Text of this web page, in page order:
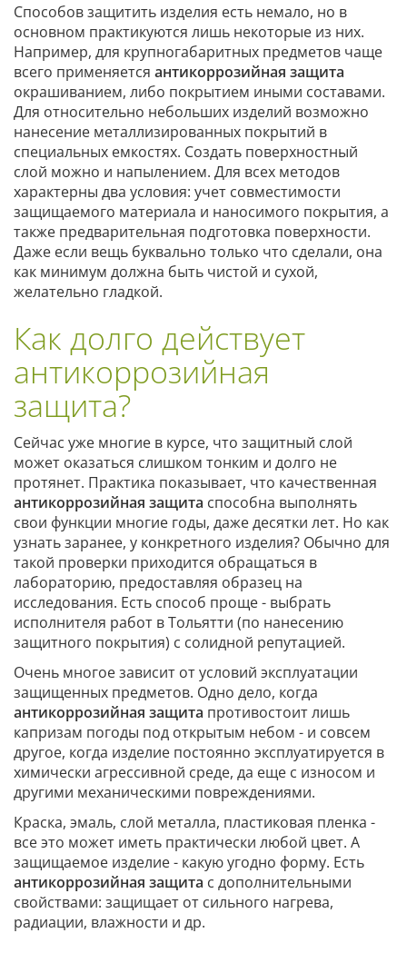
Способов защитить изделия есть немало, но в
основном практикуются лишь некоторые из них.
Например, для крупногабаритных предметов чаще
всего применяется антикоррозийная защита
окрашиванием, либо покрытием иными составами.
Для относительно небольших изделий возможно
нанесение металлизированных покрытий в
специальных емкостях. Создать поверхностный
слой можно и напылением. Для всех методов
характерны два условия: учет совместимости
защищаемого материала и наносимого покрытия, а
также предварительная подготовка поверхности.
Даже если вещь буквально только что сделали, она
как минимум должна быть чистой и сухой,
желательно гладкой.
Как долго действует
антикоррозийная
защита?
Сейчас уже многие в курсе, что защитный слой
может оказаться слишком тонким и долго не
протянет. Практика показывает, что качественная
антикоррозийная защита способна выполнять
свои функции многие годы, даже десятки лет. Но как
узнать заранее, у конкретного изделия? Обычно для
такой проверки приходится обращаться в
лабораторию, предоставляя образец на
исследования. Есть способ проще - выбрать
исполнителя работ в Тольятти (по нанесению
защитного покрытия) с солидной репутацией.
Очень многое зависит от условий эксплуатации
защищенных предметов. Одно дело, когда
антикоррозийная защита противостоит лишь
капризам погоды под открытым небом - и совсем
другое, когда изделие постоянно эксплуатируется в
химически агрессивной среде, да еще с износом и
другими механическими повреждениями.
Краска, эмаль, слой металла, пластиковая пленка -
все это может иметь практически любой цвет. А
защищаемое изделие - какую угодно форму. Есть
антикоррозийная защита с дополнительными
свойствами: защищает от сильного нагрева,
радиации, влажности и др.